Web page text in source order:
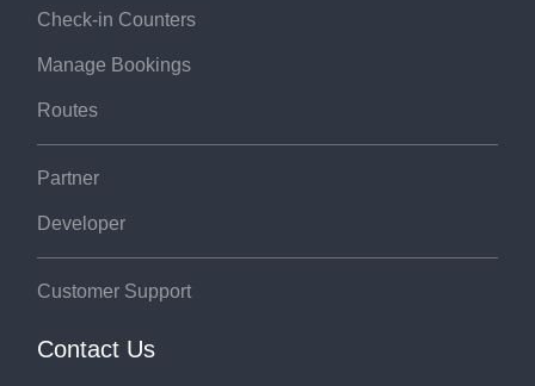
Check-in Counters
Manage Bookings
Routes
Partner
Developer
Customer Support
Contact Us